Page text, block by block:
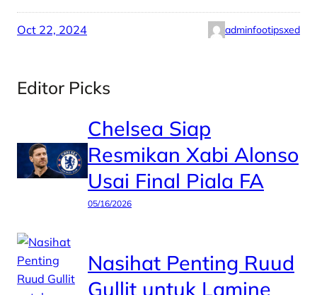
Oct 22, 2024 adminfootipsxed
Editor Picks
Chelsea Siap
Resmikan Xabi Alonso
Usai Final Piala FA
05/16/2026
Nasihat Penting Ruud
Gullit untuk Lamine